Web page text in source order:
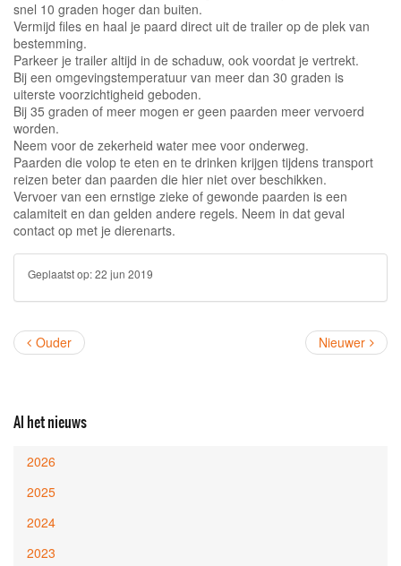
snel 10 graden hoger dan buiten.
Vermijd files en haal je paard direct uit de trailer op de plek van
bestemming.
Parkeer je trailer altijd in de schaduw, ook voordat je vertrekt.
Bij een omgevingstemperatuur van meer dan 30 graden is
uiterste voorzichtigheid geboden.
Bij 35 graden of meer mogen er geen paarden meer vervoerd
worden.
Neem voor de zekerheid water mee voor onderweg.
Paarden die volop te eten en te drinken krijgen tijdens transport
reizen beter dan paarden die hier niet over beschikken.
Vervoer van een ernstige zieke of gewonde paarden is een
calamiteit en dan gelden andere regels. Neem in dat geval
contact op met je dierenarts.
Geplaatst op:22 jun 2019
Ouder Nieuwer
Al het nieuws
2026
2025
2024
2023